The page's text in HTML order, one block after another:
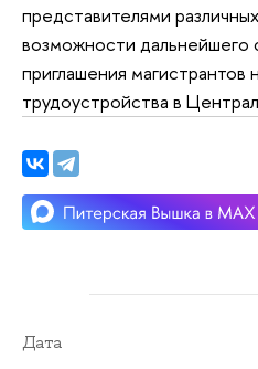
представителями
возможности дальнейшего
приглашения магистрантов
трудоустройства в
Дата